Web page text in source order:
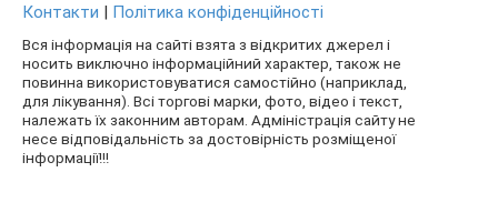
Контакти | Політика конфіденційності
Вся інформація на сайті взята з відкритих джерел і
носить виключно інформаційний характер, також не
повинна використовуватися самостійно (наприклад,
для лікування). Всі торгові марки, фото, відео і текст,
належать їх законним авторам. Адміністрація сайту не
несе відповідальність за достовірність розміщеної
інформації!!!